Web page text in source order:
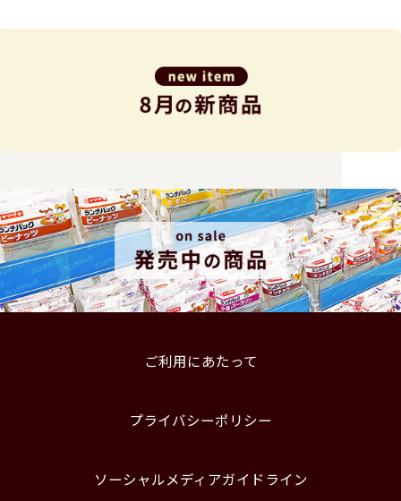
ご利用にあたって
プライバシーポリシー
ソーシャルメディアガイドライン